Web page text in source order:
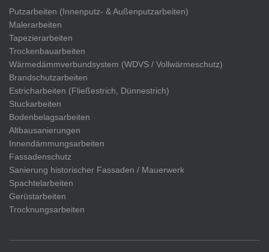
Putzarbeiten (Innenputz- & Außenputzarbeiten)
Malerarbeiten
Tapezierarbeiten
Trockenbauarbeiten
Wärmedämmverbundsystem (WDVS / Vollwärmeschutz)
Brandschutzarbeiten
Estricharbeiten (Fließestrich, Dünnestrich)
Stuckarbeiten
Bodenbelagsarbeiten
Altbausanierungen
Innendämmungsarbeiten
Fassadenschutz
Sanierung historischer Fassaden / Mauerwerk
Spachtelarbeiten
Gerüstarbeiten
Trocknungsarbeiten